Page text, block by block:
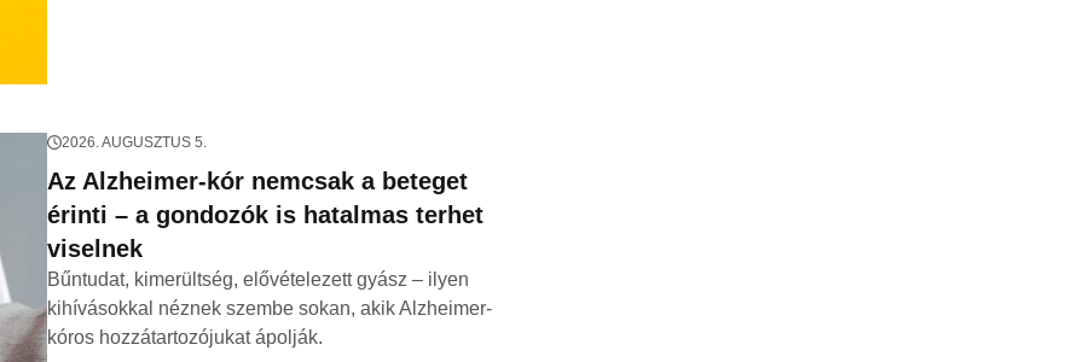
2026. AUGUSZTUS 5.
Az Alzheimer-kór nemcsak a beteget
érinti – a gondozók is hatalmas terhet
viselnek
Bűntudat, kimerültség, elővételezett gyász – ilyen
kihívásokkal néznek szembe sokan, akik Alzheimer-
kóros hozzátartozójukat ápolják.